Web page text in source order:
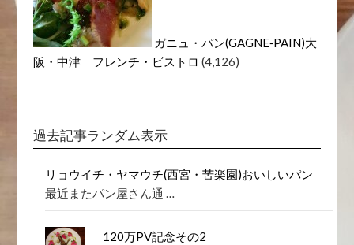
ガニュ・パン(GAGNE‐PAIN)大
阪・中津 フレンチ・ビストロ (4,126)
過去記事ランダム表示
リョウイチ・ヤマウチ(西宮・苦楽園)おいしいパン
最近またパン屋さん通 …
120万PV記念その2